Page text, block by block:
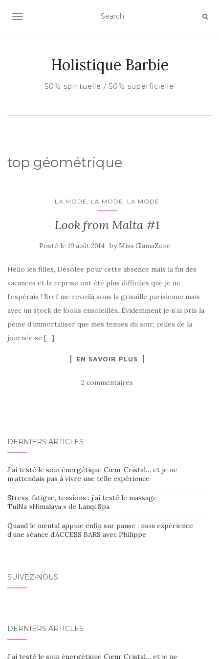
AFFICHER/MASQUER LA NAVIGATION
Holistique Barbie
50% spirituelle / 50% superficielle
top géométrique
LA MODE, LA MODE, LA MODE
Look from Malta #1
Posté le 19 août 2014 by Miss GlamaZone
Hello les filles, Désolée pour cette absence mais la fin des
vacances et la reprise ont été plus difficiles que je ne
l’espérais ! Bref me revoilà sous la grisaille parisienne mais
avec un stock de looks ensoleillés. Évidemment je n’ai pris la
peine d’immortaliser que mes tenues du soir; celles de la
journée se […]
EN SAVOIR PLUS
2 commentaires
DERNIERS ARTICLES
J’ai testé le soin énergétique Cœur Cristal… et je ne
m’attendais pas à vivre une telle expérience
Stress, fatigue, tensions : j’ai testé le massage
TuiNa »Himalaya » de Lanqi Spa
Quand le mental appuie enfin sur pause : mon expérience
d’une séance d’ACCESS BARS avec Philippe
SUIVEZ-NOUS
DERNIERS ARTICLES
J’ai testé le soin énergétique Cœur Cristal… et je ne